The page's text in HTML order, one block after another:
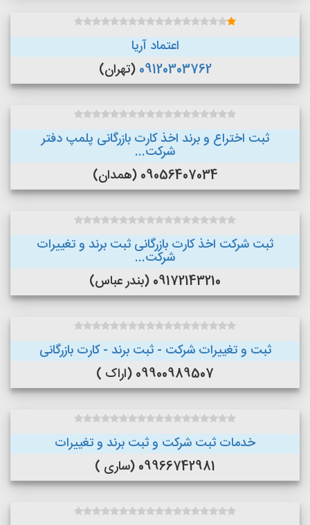
اعتماد آریا
09120303762 (تهران)
ثبت اختراع و برند اخذ کارت بازرگانی پلمپ دفتر
شرکت...
09056407034 (همدان)
ثبت شرکت اخذ کارت بازرگانی ثبت برند و تغییرات
شرکت...
09172143210 (بندر عباس)
ثبت و تغییرات شرکت - ثبت برند - کارت بازرگانی
09900989507 (اراک )
خدمات ثبت شرکت و ثبت برند و تغییرات
09966742981 (ساری )